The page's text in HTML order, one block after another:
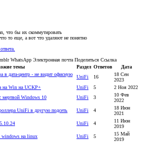
что бы их скоммутировать
то еще, а вот что удаляют не понятно
WhatsApp Электронная почта Поделиться Ссылка
темы Раздел Ответов
Дата
в дата-центр - не видит офисную
UniFi 16
18 Сен
2023
на Win на UCKP+ UniFi 5
2 Ноя 2022
мертвой Windows 10 UniFi 3
10 Фев
2022
UniFi в другую подсеть UniFi 4
18 Июн
2021
UniFi 4
11 Июн
2019
windows на linux UniFi 5
15 Май
2019